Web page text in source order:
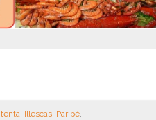
, Illescas, Paripé.